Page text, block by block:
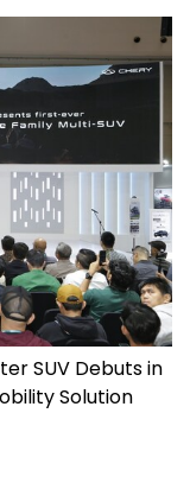
SUV Debuts in
Solution